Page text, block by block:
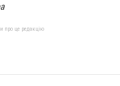
про це редакцію